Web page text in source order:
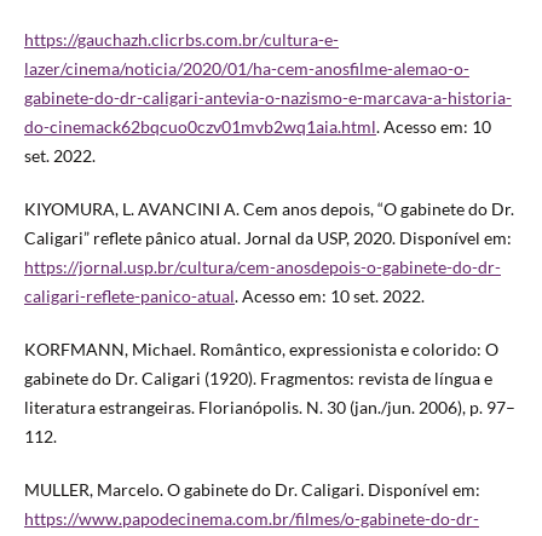
https://gauchazh.clicrbs.com.br/cultura-e-
lazer/cinema/noticia/2020/01/ha-cem-anosfilme-alemao-o-
gabinete-do-dr-caligari-antevia-o-nazismo-e-marcava-a-historia-
do-cinemack62bqcuo0czv01mvb2wq1aia.html. Acesso em: 10
set. 2022.
KIYOMURA, L. AVANCINI A. Cem anos depois, “O gabinete do Dr.
Caligari” reflete pânico atual. Jornal da USP, 2020. Disponível em:
https://jornal.usp.br/cultura/cem-anosdepois-o-gabinete-do-dr-
caligari-reflete-panico-atual. Acesso em: 10 set. 2022.
KORFMANN, Michael. Romântico, expressionista e colorido: O
gabinete do Dr. Caligari (1920). Fragmentos: revista de língua e
literatura estrangeiras. Florianópolis. N. 30 (jan./jun. 2006), p. 97–
112.
MULLER, Marcelo. O gabinete do Dr. Caligari. Disponível em:
https://www.papodecinema.com.br/filmes/o-gabinete-do-dr-